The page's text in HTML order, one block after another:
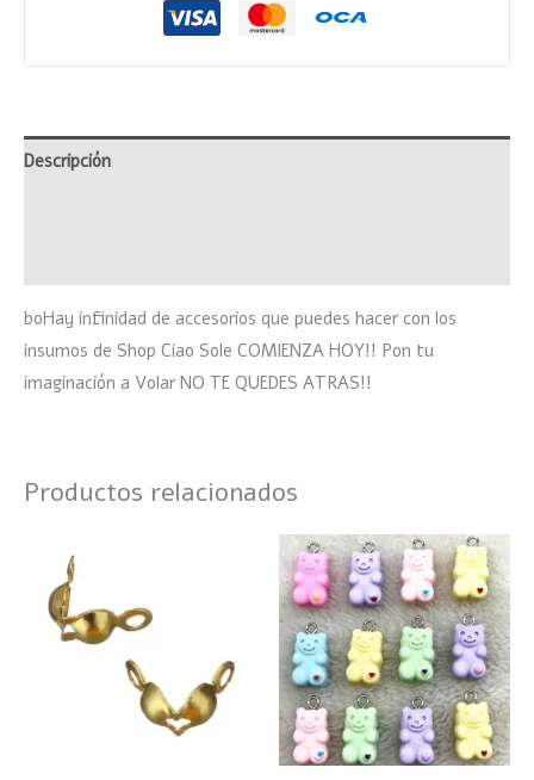
Descripción
boHay infinidad de accesorios que puedes hacer con los
insumos de Shop Ciao Sole COMIENZA HOY!! Pon tu
imaginación a Volar NO TE QUEDES ATRAS!!
Productos relacionados
Este
producto
tiene
Las
opciones